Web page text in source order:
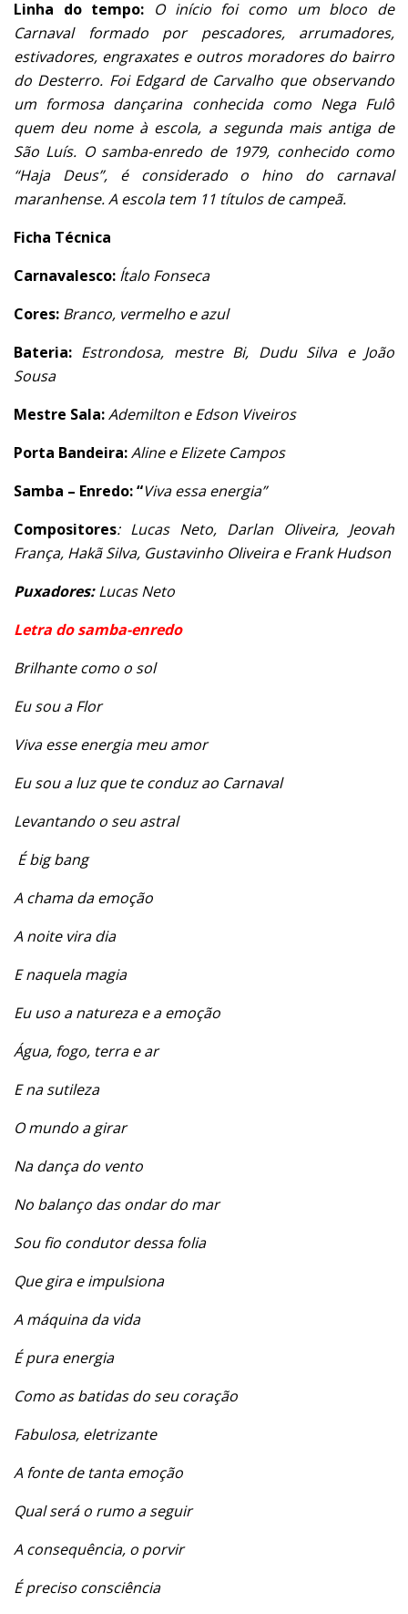
Linha do tempo: O início foi como um bloco de
Carnaval formado por pescadores, arrumadores,
estivadores, engraxates e outros moradores do bairro
do Desterro. Foi Edgard de Carvalho que observando
um formosa dançarina conhecida como Nega Fulô
quem deu nome à escola, a segunda mais antiga de
São Luís. O samba-enredo de 1979, conhecido como
“Haja Deus”, é considerado o hino do carnaval
maranhense. A escola tem 11 títulos de campeã.
Ficha Técnica
Carnavalesco: Ítalo Fonseca
Cores: Branco, vermelho e azul
Bateria: Estrondosa, mestre Bi, Dudu Silva e João
Sousa
Mestre Sala:Ademilton e Edson Viveiros
Porta Bandeira:Aline e Elizete Campos
Samba – Enredo: “Viva essa energia”
Compositores: Lucas Neto, Darlan Oliveira, Jeovah
França, Hakã Silva, Gustavinho Oliveira e Frank Hudson
Puxadores:Lucas Neto
Letra do samba-enredo
Brilhante como o sol
Eu sou a Flor
Viva esse energia meu amor
Eu sou a luz que te conduz ao Carnaval
Levantando o seu astral
É big bang
A chama da emoção
A noite vira dia
E naquela magia
Eu uso a natureza e a emoção
Água, fogo, terra e ar
E na sutileza
O mundo a girar
Na dança do vento
No balanço das ondar do mar
Sou fio condutor dessa folia
Que gira e impulsiona
A máquina da vida
É pura energia
Como as batidas do seu coração
Fabulosa, eletrizante
A fonte de tanta emoção
Qual será o rumo a seguir
A consequência, o porvir
É preciso consciência